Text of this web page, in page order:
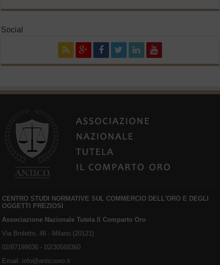
Social
CENTRO STUDI NORMATIVE SUL COMMERCIO DELL'ORO E DEGLI
OGGETTI PREZIOSI
Associazione Nazionale Tutela Il Comparto Oro
Via Broletto, 46 - Milano (20121)
02/87199836 - 02/30568360
Email: info@anticooro.it